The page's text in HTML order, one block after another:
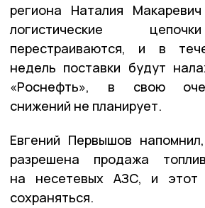
региона Наталия
логистические
перестраиваются, и в
недель поставки будут
«Роснефть», в свою
снижений не планирует.
Евгений Первышов
разрешена продажа
на несетевых АЗС, и этот
сохраняться.